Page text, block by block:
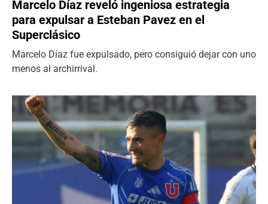
Marcelo Díaz reveló ingeniosa estrategia
para expulsar a Esteban Pavez en el
Superclásico
Marcelo Díaz fue expulsado, pero consiguió dejar con uno
menos al archirrival.